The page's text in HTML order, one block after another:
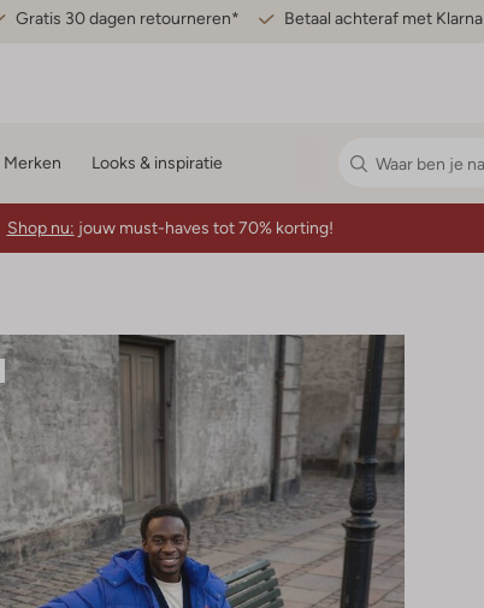
Gratis 30 dagen retourneren* Betaal achteraf met Klarna
Merken Looks & inspiratie
Shop nu: jouw must-haves tot 70% korting!